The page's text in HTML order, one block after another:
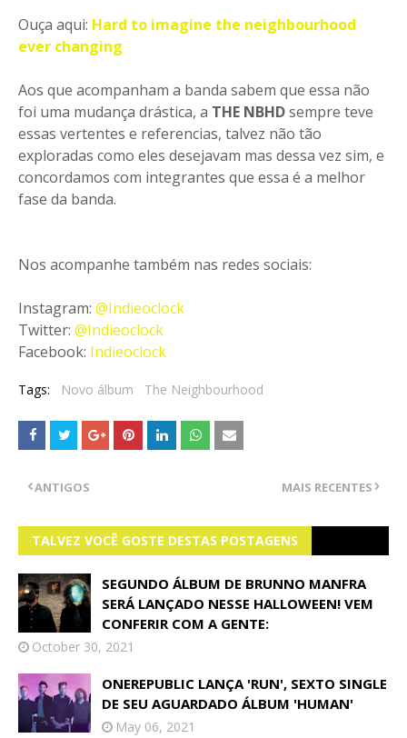
Ouça aqui: Hard to imagine the neighbourhood
ever changing
Aos que acompanham a banda sabem que essa não
foi uma mudança drástica, a THE NBHDsempre teve
essas vertentes e referencias, talvez não tão
exploradas como eles desejavam mas dessa vez sim, e
concordamos com integrantes que essa é a melhor
fase da banda.
Nos acompanhe também nas redes sociais:
Instagram: @Indieoclock
Twitter: @Indieoclock
Facebook: Indieoclock
Tags: Novo álbum The Neighbourhood
MAIS RECENTES
ANTIGOS
TALVEZ VOCÊ GOSTE DESTAS POSTAGENS
SEGUNDO ÁLBUM DE BRUNNO MANFRA
SERÁ LANÇADO NESSE HALLOWEEN! VEM
CONFERIR COM A GENTE:
October 30, 2021
ONEREPUBLIC LANÇA 'RUN', SEXTO SINGLE
DE SEU AGUARDADO ÁLBUM 'HUMAN'
May 06, 2021